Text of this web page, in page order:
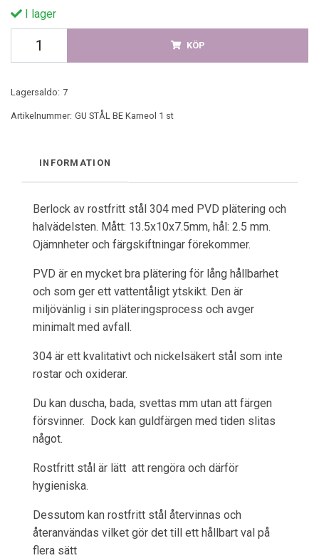
I lager
KÖP
Lagersaldo: 7
Artikelnummer: GU STÅL BE Karneol 1 st
INFORMATION
Berlock av rostfritt stål 304 med PVD plätering och
halvädelsten. Mått: 13.5x10x7.5mm, hål: 2.5 mm.
Ojämnheter och färgskiftningar förekommer.
PVD är en mycket bra plätering för lång hållbarhet
och som ger ett vattentåligt ytskikt. Den är
miljövänlig i sin pläteringsprocess och avger
minimalt med avfall.
304 är ett kvalitativt och nickelsäkert stål som inte
rostar och oxiderar.
Du kan duscha, bada, svettas mm utan att färgen
försvinner. Dock kan guldfärgen med tiden slitas
något.
Rostfritt stål är lätt att rengöra och därför
hygieniska.
Dessutom kan rostfritt stål återvinnas och
återanvändas vilket gör det till ett hållbart val på
flera sätt